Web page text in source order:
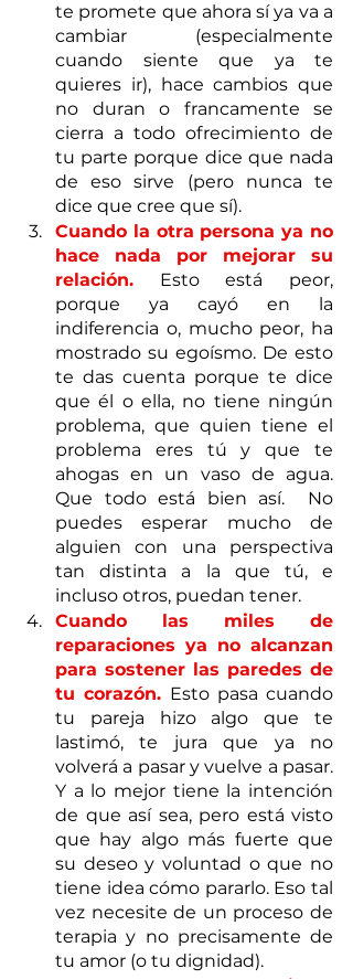
te promete que ahora sí ya va a
cambiar (especialmente
cuando siente que ya te
quieres ir), hace cambios que
no duran o francamente se
cierra a todo ofrecimiento de
tu parte porque dice que nada
de eso sirve (pero nunca te
dice que cree que sí).
Cuando la otra persona ya no
hace nada por mejorar su
relación. Esto está peor,
porque ya cayó en la
indiferencia o, mucho peor, ha
mostrado su egoísmo. De esto
te das cuenta porque te dice
que él o ella, no tiene ningún
problema, que quien tiene el
problema eres tú y que te
ahogas en un vaso de agua.
Que todo está bien así.  No
puedes esperar mucho de
alguien con una perspectiva
tan distinta a la que tú, e
incluso otros, puedan tener.
Cuando las miles de
reparaciones ya no alcanzan
para sostener las paredes de
tu corazón. Esto pasa cuando
tu pareja hizo algo que te
lastimó, te jura que ya no
volverá a pasar y vuelve a pasar.
Y a lo mejor tiene la intención
de que así sea, pero está visto
que hay algo más fuerte que
su deseo y voluntad o que no
tiene idea cómo pararlo. Eso tal
vez necesite de un proceso de
terapia y no precisamente de
tu amor (o tu dignidad).